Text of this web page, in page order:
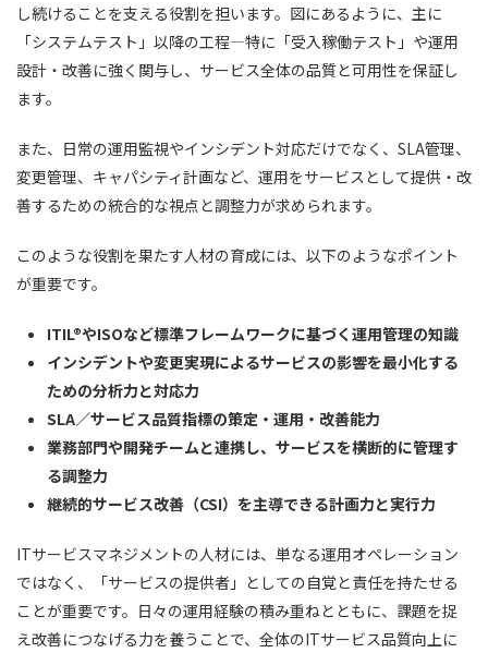
し続けることを支える役割を担います。図にあるように、主に
「システムテスト」以降の工程—特に「受入稼働テスト」や運用
設計・改善に強く関与し、サービス全体の品質と可用性を保証し
ます。
また、日常の運用監視やインシデント対応だけでなく、SLA管理、
変更管理、キャパシティ計画など、運用をサービスとして提供・改
善するための統合的な視点と調整力が求められます。
このような役割を果たす人材の育成には、以下のようなポイント
が重要です。
ITIL®やISOなど標準フレームワークに基づく運用管理の知識
インシデントや変更実現によるサービスの影響を最小化する
ための分析力と対応力
SLA／サービス品質指標の策定・運用・改善能力
業務部門や開発チームと連携し、サービスを横断的に管理す
る調整力
継続的サービス改善（CSI）を主導できる計画力と実行力
ITサービスマネジメントの人材には、単なる運用オペレーション
ではなく、「サービスの提供者」としての自覚と責任を持たせる
ことが重要です。日々の運用経験の積み重ねとともに、課題を捉
え改善につなげる力を養うことで、全体のITサービス品質向上に